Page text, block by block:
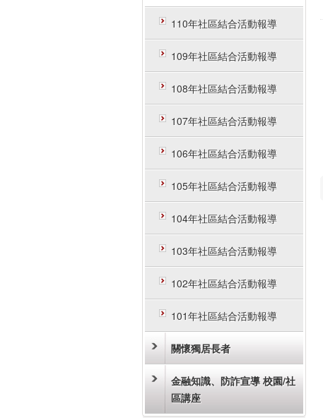
110年社區結合活動報導
109年社區結合活動報導
108年社區結合活動報導
107年社區結合活動報導
106年社區結合活動報導
105年社區結合活動報導
104年社區結合活動報導
103年社區結合活動報導
102年社區結合活動報導
101年社區結合活動報導
關懷獨居長者
金融知識、防詐宣導 校園/社
區講座